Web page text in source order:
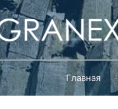
Главная